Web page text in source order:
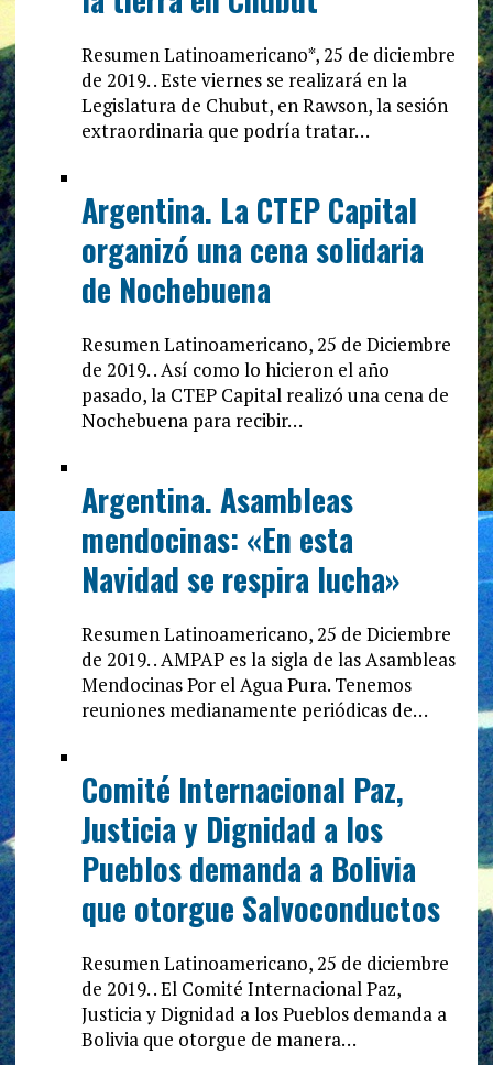
Resumen Latinoamericano*, 25 de diciembre
de 2019. . Este viernes se realizará en la
Legislatura de Chubut, en Rawson, la sesión
extraordinaria que podría tratar…
Argentina. La CTEP Capital
organizó una cena solidaria
de Nochebuena
Resumen Latinoamericano, 25 de Diciembre
de 2019. . Así como lo hicieron el año
pasado, la CTEP Capital realizó una cena de
Nochebuena para recibir…
Argentina. Asambleas
mendocinas: «En esta
Navidad se respira lucha»
Resumen Latinoamericano, 25 de Diciembre
de 2019. . AMPAP es la sigla de las Asambleas
Mendocinas Por el Agua Pura. Tenemos
reuniones medianamente periódicas de…
Comité Internacional Paz,
Justicia y Dignidad a los
Pueblos demanda a Bolivia
que otorgue Salvoconductos
Resumen Latinoamericano, 25 de diciembre
de 2019. . El Comité Internacional Paz,
Justicia y Dignidad a los Pueblos demanda a
Bolivia que otorgue de manera…